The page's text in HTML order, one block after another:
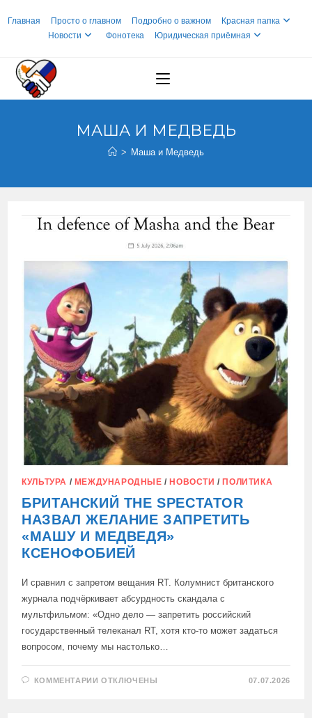
Главная Просто о главном Подробно о важном
Красная папка
Новости
Фонотека Юридическая приёмная
МАША И МЕДВЕДЬ
> Маша и Медведь
КУЛЬТУРА / МЕЖДУНАРОДНЫЕ / НОВОСТИ / ПОЛИТИКА
БРИТАНСКИЙ THE SPECTATOR
НАЗВАЛ ЖЕЛАНИЕ ЗАПРЕТИТЬ
«МАШУ И МЕДВЕДЯ»
КСЕНОФОБИЕЙ
И сравнил с запретом вещания RT. Колумнист британского
журнала подчёркивает абсурдность скандала с
мультфильмом: «Одно дело — запретить российский
государственный телеканал RT, хотя кто-то может задаться
вопросом, почему мы настолько…
КОММЕНТАРИИ К
ОТКЛЮЧЕНЫ 07.07.2026